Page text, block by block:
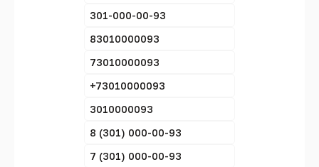
301-000-00-93
83010000093
73010000093
+73010000093
3010000093
8 (301) 000-00-93
7 (301) 000-00-93